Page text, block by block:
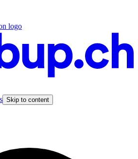
logo
Skip to content